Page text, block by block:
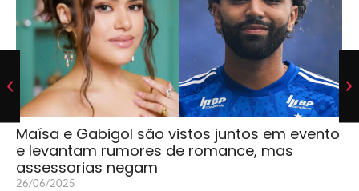
Maísa e Gabigol são vistos juntos em evento
e levantam rumores de romance, mas
assessorias negam
26/06/2025